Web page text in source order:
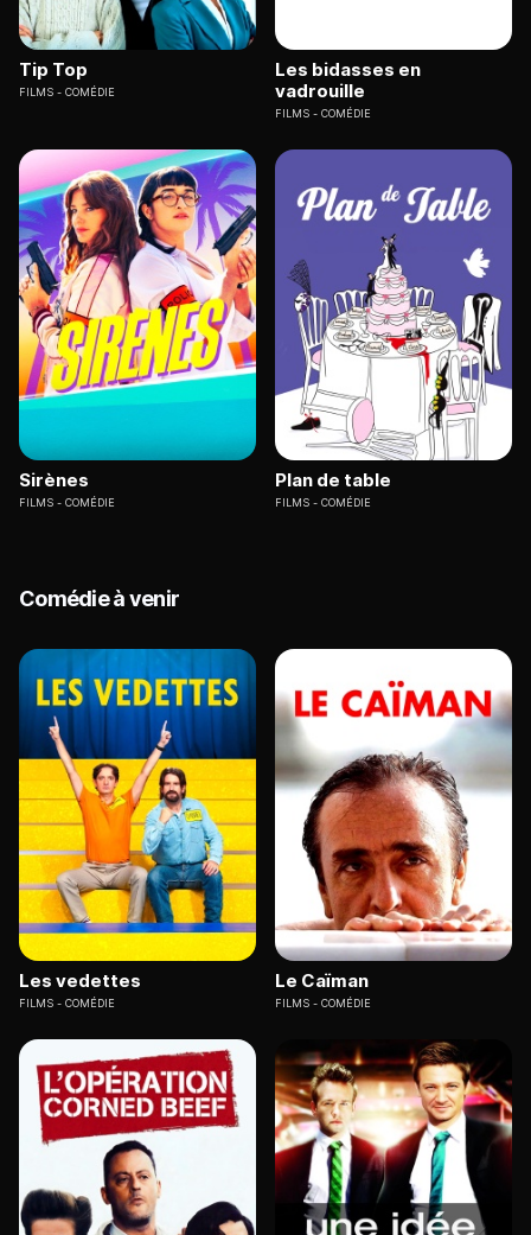
Tip Top
FILMS COMÉDIE
Les bidasses en
vadrouille
FILMS COMÉDIE
Sirènes
FILMS COMÉDIE
Plan de table
FILMS COMÉDIE
Comédie à venir
Les vedettes
FILMS COMÉDIE
Le Caïman
FILMS COMÉDIE